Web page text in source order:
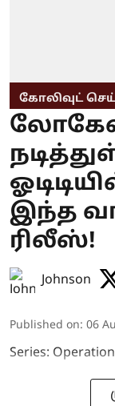
கோலிவுட்
இந்த
ரிலீஸ்!
Johnson
Published on: 06
Series: